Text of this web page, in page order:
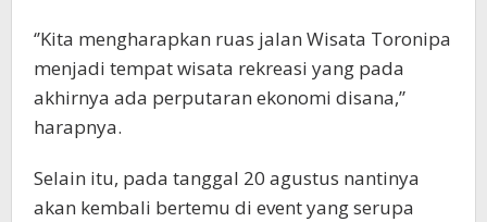
‘’Kita mengharapkan ruas jalan Wisata Toronipa
menjadi tempat wisata rekreasi yang pada
akhirnya ada perputaran ekonomi disana,”
harapnya.
Selain itu, pada tanggal 20 agustus nantinya
akan kembali bertemu di event yang serupa